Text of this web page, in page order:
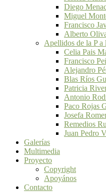
Diego
Miguel
Francisco
Alberto
Apellidos de la P a
Celia Pais
Francisco
Alejandro
Blas Ríos
Patricia
Antonio
Paco Rojas
Josefa
Remedios
Juan Pedro
Galerías
Multimedia
Proyecto
Copyright
Apoyános
Contacto